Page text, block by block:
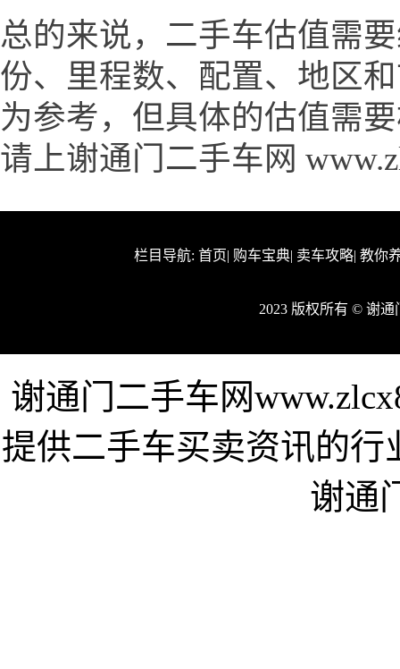
总的来说，二手车估值需
份、里程数、配置、地区
为参考，但具体的估值需
请上谢通门二手车网
栏目导航: 首页| 购车宝典| 卖车攻略| 教你
2023 版权所有 © 谢
谢通门二手车网
提供二手车买卖资讯的
谢通